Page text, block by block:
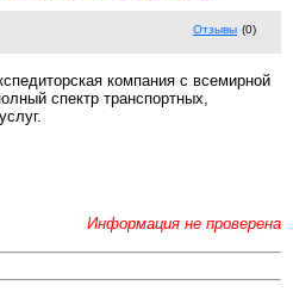
Отзывы (0)
компания с всемирной
спектр транспортных,
Информация не проверена